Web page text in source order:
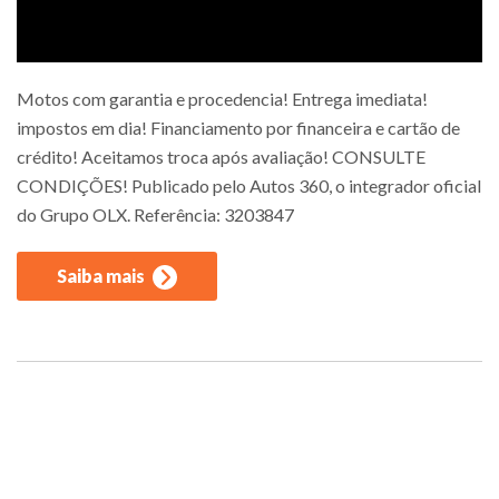
Motos com garantia e procedencia! Entrega imediata!
impostos em dia! Financiamento por financeira e cartão de
crédito! Aceitamos troca após avaliação! CONSULTE
CONDIÇÕES! Publicado pelo Autos 360, o integrador oficial
do Grupo OLX. Referência: 3203847
Saiba mais